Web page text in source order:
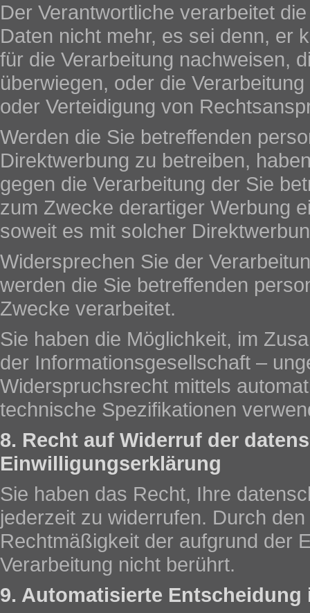
Der Verantwortliche verarbeitet
Daten nicht mehr, es sei denn, er
für die Verarbeitung nachweisen,
überwiegen, oder die
oder Verteidigung von
Werden die Sie betreffenden
Direktwerbung zu betreiben,
gegen die Verarbeitung der Sie
zum Zwecke derartiger Werbung
soweit es mit solcher
Widersprechen Sie der
werden die Sie betreffenden
Zwecke verarbeitet.
Sie haben die Möglichkeit, im
der Informationsgesellschaft –
Widerspruchsrecht mittels
technische Spezifikationen
8. Recht auf Widerruf der
Einwilligungserklärung
Sie haben das Recht, Ihre
jederzeit zu widerrufen. Durch
Rechtmäßigkeit der aufgrund der
Verarbeitung nicht berührt.
9. Automatisierte